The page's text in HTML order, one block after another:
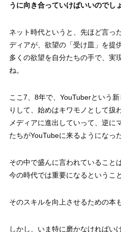
うに向き合っていけばいいのでし
ネット時代というと、先ほど言っ
ディアが、欲望の「受け皿」を提
多くの欲望を自分たちの手で、実
ね。
ここ7、8年で、YouTuberという
りして、始めはキワモノとして扱
メディアに進出していって、逆に
たちがYouTubeに来るようになっ
その中で盛んに言われていること
今の時代では重要になるというこ
そのスキルを向上させるための本
しかし、いま特に磨かなければい